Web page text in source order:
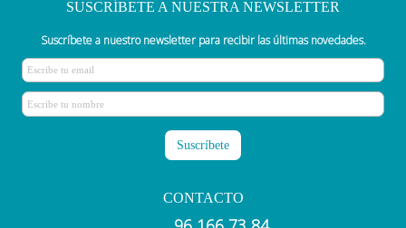
SUSCRÍBETE A NUESTRA NEWSLETTER
Suscríbete a nuestro newsletter para recibir las últimas novedades.
CONTACTO